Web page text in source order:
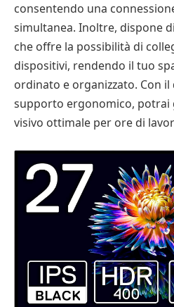
consentendo una
simultanea. Inoltre, dispone
che offre la possibilità di
dispositivi, rendendo il tuo
ordinato e organizzato. Con il
supporto ergonomico,
visivo ottimale per ore di